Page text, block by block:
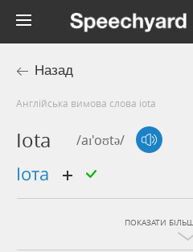
Назад
Англійська вимова слова iota
Iota /aɪ'oʊtə/
іота
ПОКАЗАТИ